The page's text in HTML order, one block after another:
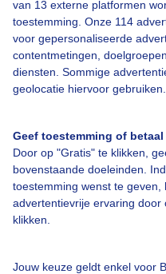
van 13 externe platformen
toestemming. Onze 114
voor gepersonaliseerde
contentmetingen,
diensten. Sommige
geolocatie hiervoor gebruiken.
Geef toestemming of
Door op "Gratis" te klikken,
bovenstaande doeleinden.
toestemming wenst te geven,
advertentievrije ervaring door
klikken.
Jouw keuze geldt enkel voor
Over Buienradar
Veelgestelde vragen
Contact
Toegankelijkheid